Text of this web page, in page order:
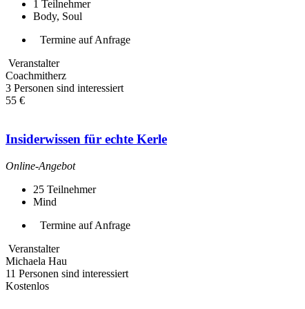
1 Teilnehmer
Body, Soul
Termine auf Anfrage
Veranstalter
Coachmitherz
3 Personen sind interessiert
55 €
Insiderwissen für echte Kerle
Online-Angebot
25 Teilnehmer
Mind
Termine auf Anfrage
Veranstalter
Michaela Hau
11 Personen sind interessiert
Kostenlos